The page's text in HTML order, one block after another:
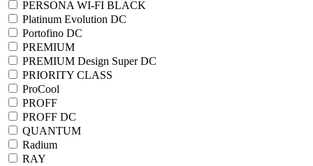
PERSONA WI-FI BLACK
Platinum Evolution DC
Portofino DC
PREMIUM
PREMIUM Design Super DC
PRIORITY CLASS
ProCool
PROFF
PROFF DC
QUANTUM
Radium
RAY